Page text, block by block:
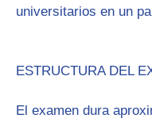
universitarios en un
ESTRUCTURA DEL
El examen dura